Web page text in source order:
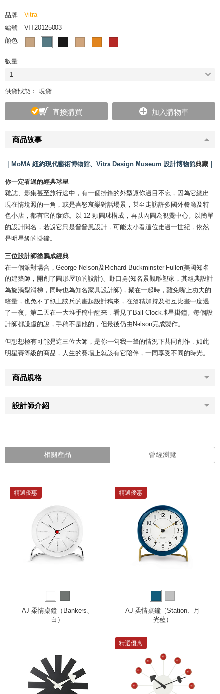
商品故事
｜MoMA 紐約現代藝術博物館、Vitra Design Museum 設計博物館典藏
你一定看過的經典球星
雜誌、影集甚至旅行途中，有一個掛鐘的外型讓你過目不忘，因為它總出
現在情境照的一角，或是喜怒哀樂對話場景，甚至走訪許多國外餐廳及特
色小店，都有它的蹤跡。以 12 顆圓球構成，再以內圓為視覺中心。以簡單
的設計聞名，若說它只是普普風設計，可能太小看這位走過一世紀，依然
是明星級的掛鐘。
三位設計師塗鴉成經典
在一個派對場合，George Nelson及Richard Buckminster Fuller(美國知名
的建築師，開創了圓形屋頂的設計)、野口勇(知名景觀雕塑家，其經典設計
為旋渦型滑梯，同時也為知名家具設計師)，聚在一起時，難免嘴上功夫的
較量，也免不了紙上談兵的畫起設計稿來，在酒精加持及相互比畫中度過
了一夜。第二天在一大堆手稿中醒来，看見了Ball Clock球星掛鐘。每個設
計師都謙虛的說，手稿不是他的，但最後仍由Nelson完成製作。
但想想極有可能是這三位大師，是你一句我一筆的情況下共同創作，如此
明星賽等級的商品，人生的賽場上就該有它陪伴，一同享受不同的時光。
商品規格
設計師介紹
品牌
Vitra
編號
VIT20125003
顏色
數量
1
供貨狀態： 現貨
直接購買 加入購物車
相關產品 曾經瀏覽
精選優惠
AJ 柔情桌鐘（Bankers、
白）
精選優惠
AJ 柔情桌鐘（Station、月
光藍）
精選優惠